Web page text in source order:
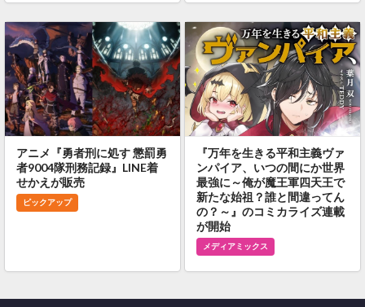
アニメ『勇者刑に処す 懲罰勇
者9004隊刑務記録』LINE着
せかえが販売
ピックアップ
『万年を生きる平和主義ヴァ
ンパイア、いつの間にか世界
最強に～俺が魔王軍四天王で
新たな始祖？誰と間違ってん
の？～』のコミカライズ連載
が開始
メディアミックス